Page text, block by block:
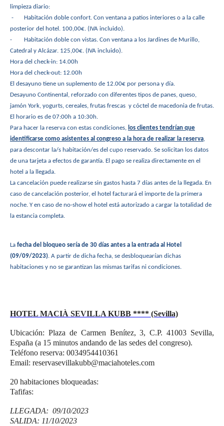
limpieza diario:
- Habitación doble confort. Con ventana a patios interiores o a la calle
posterior del hotel. 100,00€. (IVA incluido).
- Habitación doble con vistas. Con ventana a los Jardines de Murillo,
Catedral y Alcázar. 125,00€. (IVA incluido).
Hora del check-in: 14.00h
Hora del check-out: 12.00h
El desayuno tiene un suplemento de 12.00€ por persona y día.
Desayuno Continental, reforzado con diferentes tipos de panes, queso,
jamón York, yogurts, cereales, frutas frescas y cóctel de macedonia de frutas.
El horario es de 07:00h a 10:30h.
Para hacer la reserva con estas condiciones, los clientes tendrían que
identificarse como asistentes al congreso a la hora de realizar la reserva,
para descontar la/s habitación/es del cupo reservado. Se solicitan los datos
de una tarjeta a efectos de garantía. El pago se realiza directamente en el
hotel a la llegada.
La cancelación puede realizarse sin gastos hasta 7 días antes de la llegada. En
caso de cancelación posterior, el hotel facturará el importe de la primera
noche. Y en caso de no-show el hotel está autorizado a cargar la totalidad de
la estancia completa.
La fecha del bloqueo sería de 30 días antes a la entrada al Hotel
(09/09/2023). A partir de dicha fecha, se desbloquearían dichas
habitaciones y no se garantizan las mismas tarifas ni condiciones.
HOTEL MACIÀ SEVILLA KUBB **** (Sevilla)
Ubicación: Plaza de Carmen Benítez, 3, C.P. 41003 Sevilla,
España (a 15 minutos andando de las sedes del congreso).
Teléfono reserva: 0034954410361
Email: reservasevillakubb@maciahoteles.com
20 habitaciones bloqueadas:
Tafifas:
LLEGADA: 09/10/2023
SALIDA: 11/10/2023